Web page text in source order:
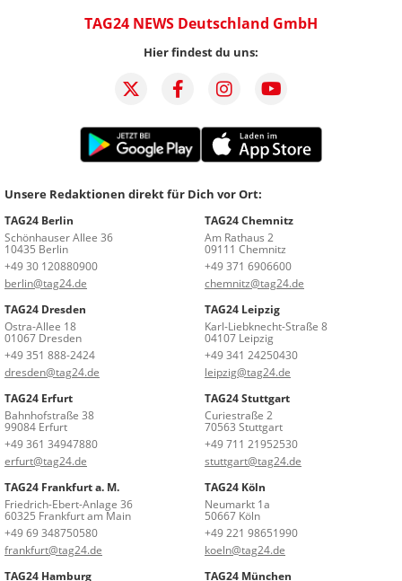
TAG24 NEWS Deutschland GmbH
Hier findest du uns:
Unsere Redaktionen direkt für Dich vor Ort:
TAG24 Berlin
Schönhauser Allee 36
10435 Berlin
+49 30 120880900
berlin@tag24.de
TAG24 Chemnitz
Am Rathaus 2
09111 Chemnitz
+49 371 6906600
chemnitz@tag24.de
TAG24 Dresden
Ostra-Allee 18
01067 Dresden
+49 351 888-2424
dresden@tag24.de
TAG24 Leipzig
Karl-Liebknecht-Straße 8
04107 Leipzig
+49 341 24250430
leipzig@tag24.de
TAG24 Erfurt
Bahnhofstraße 38
99084 Erfurt
+49 361 34947880
erfurt@tag24.de
TAG24 Stuttgart
Curiestraße 2
70563 Stuttgart
+49 711 21952530
stuttgart@tag24.de
TAG24 Frankfurt a. M.
Friedrich-Ebert-Anlage 36
60325 Frankfurt am Main
+49 69 348750580
frankfurt@tag24.de
TAG24 Köln
Neumarkt 1a
50667 Köln
+49 221 98651990
koeln@tag24.de
TAG24 Hamburg
TAG24 München